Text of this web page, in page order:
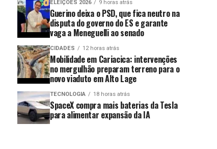
ELEIÇÕES 2026 9 horas atrás
Guerino deixa o PSD, que fica neutro na
disputa do governo do ES e garante
vaga a Meneguelli ao senado
CIDADES 12 horas atrás
Mobilidade em Cariacica: intervenções
no mergulhão preparam terreno para o
novo viaduto em Alto Lage
TECNOLOGIA 18 horas atrás
SpaceX compra mais baterias da Tesla
para alimentar expansão da IA